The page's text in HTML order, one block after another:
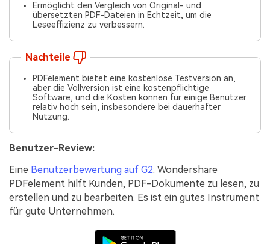
Ermöglicht den Vergleich von Original- und
übersetzten PDF-Dateien in Echtzeit, um die
Leseeffizienz zu verbessern.
Nachteile
PDFelement bietet eine kostenlose Testversion an,
aber die Vollversion ist eine kostenpflichtige
Software, und die Kosten können für einige Benutzer
relativ hoch sein, insbesondere bei dauerhafter
Nutzung.
Benutzer-Review:
Eine Benutzerbewertung auf G2: Wondershare
PDFelement hilft Kunden, PDF-Dokumente zu lesen, zu
erstellen und zu bearbeiten. Es ist ein gutes Instrument
für gute Unternehmen.